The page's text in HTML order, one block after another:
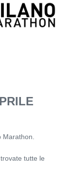
trovate tutte le